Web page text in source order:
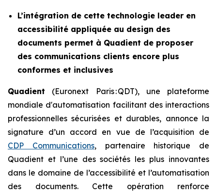
L’intégration de cette technologie leader en
accessibilité appliquée au design des
documents permet à Quadient de proposer
des communications clients encore plus
conformes et inclusives
Quadient (Euronext Paris : QDT), une plateforme
mondiale d'automatisation facilitant des interactions
professionnelles sécurisées et durables, annonce la
signature d’un accord en vue de l’acquisition de
CDP Communications, partenaire historique de
Quadient et l’une des sociétés les plus innovantes
dans le domaine de l’accessibilité et l’automatisation
des documents. Cette opération renforce